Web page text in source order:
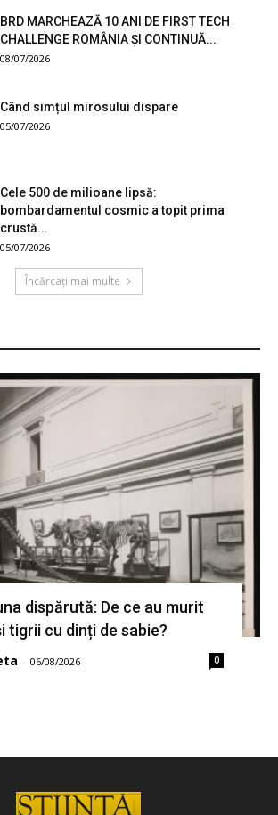
BRD MARCHEAZĂ 10 ANI DE FIRST TECH
CHALLENGE ROMÂNIA ȘI CONTINUĂ...
08/07/2026
Când simțul mirosului dispare
05/07/2026
Cele 500 de milioane lipsă:
bombardamentul cosmic a topit prima
crustă...
05/07/2026
Încărcați mai multe
dispărută: De ce au murit
tigrii cu dinți de sabie?
- 06/08/2026 0